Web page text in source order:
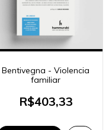
Bentivegna - Violencia
familiar
R$403,33